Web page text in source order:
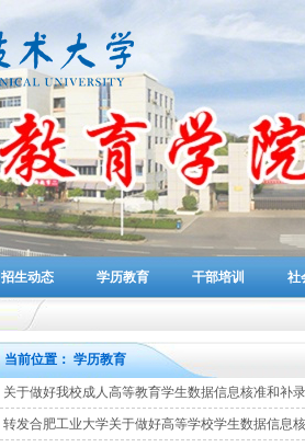
招生动态 学历教育 干部培训 社
当前位置： 学历教育
关于做好我校成人高等教育学生数据信息核准和补
转发合肥工业大学关于做好高等学校学生数据信息